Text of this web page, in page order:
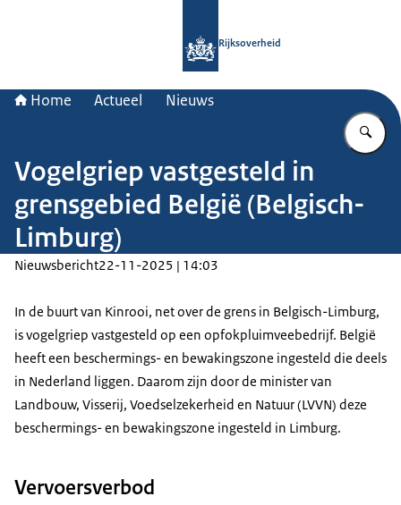
Rijksoverheid
Home Actueel Nieuws
Vogelgriep vastgesteld in
grensgebied België (Belgisch-
Limburg)
Nieuwsbericht22-11-2025 | 14:03
In de buurt van Kinrooi, net over de grens in Belgisch-Limburg,
is vogelgriep vastgesteld op een opfokpluimveebedrijf. België
heeft een beschermings- en bewakingszone ingesteld die deels
in Nederland liggen. Daarom zijn door de minister van
Landbouw, Visserij, Voedselzekerheid en Natuur (LVVN) deze
beschermings- en bewakingszone ingesteld in Limburg.
Vervoersverbod